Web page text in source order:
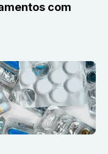
com